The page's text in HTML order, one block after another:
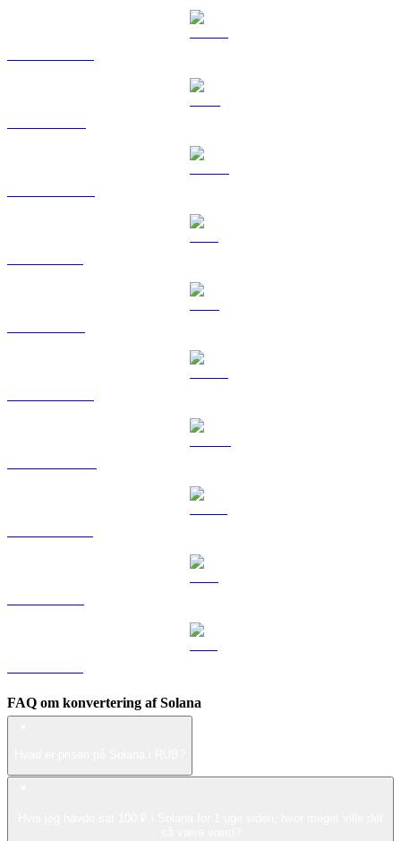
FAQ om konvertering af Solana